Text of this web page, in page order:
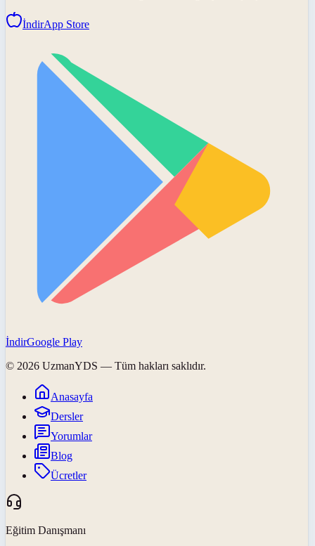
İndirApp Store
İndirGoogle Play
© 2026 UzmanYDS — Tüm hakları saklıdır.
Anasayfa
Dersler
Yorumlar
Blog
Ücretler
Eğitim Danışmanı